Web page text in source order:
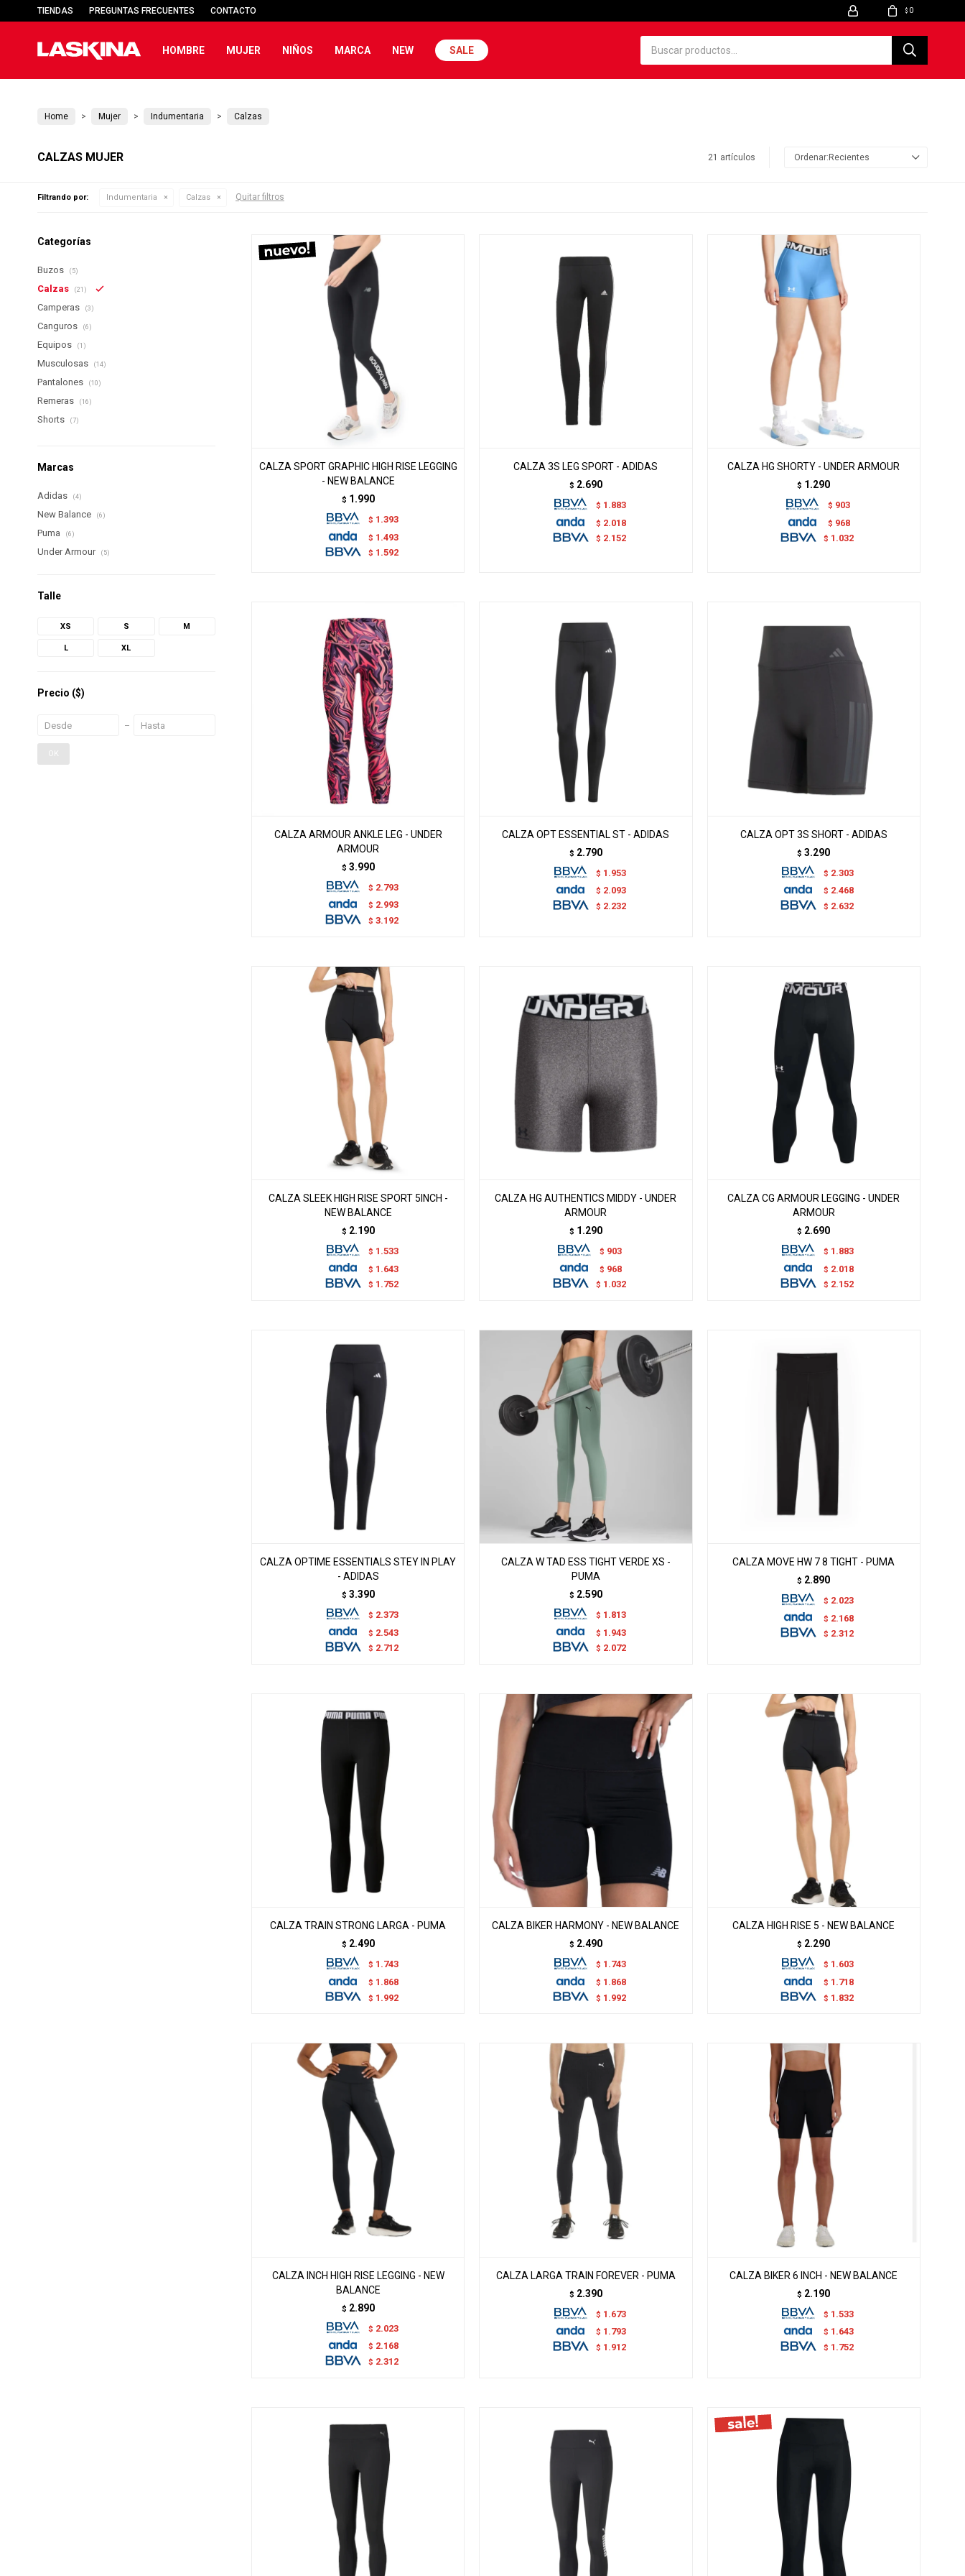
HOMBRE MUJER NIÑOS MARCA NEW SALE
$ 0
TIENDAS PREGUNTAS FRECUENTES CONTACTO
Home Mujer Indumentaria Calzas
CALZAS MUJER 21 artículos Recientes
Filtrando por: Indumentaria Calzas Quitar filtros
CALZA SPORT GRAPHIC HIGH RISE LEGGING
- NEW BALANCE
$ 1.990
$ 1.393
$ 1.493
$ 1.592
CALZA 3S LEG SPORT - ADIDAS
$ 2.690
$ 1.883
$ 2.018
$ 2.152
CALZA HG SHORTY - UNDER ARMOUR
$ 1.290
$ 903
$ 968
$ 1.032
CALZA ARMOUR ANKLE LEG - UNDER
ARMOUR
$ 3.990
$ 2.793
$ 2.993
$ 3.192
CALZA OPT ESSENTIAL ST - ADIDAS
$ 2.790
$ 1.953
$ 2.093
$ 2.232
CALZA OPT 3S SHORT - ADIDAS
$ 3.290
$ 2.303
$ 2.468
$ 2.632
CALZA SLEEK HIGH RISE SPORT 5INCH -
NEW BALANCE
$ 2.190
$ 1.533
$ 1.643
$ 1.752
CALZA HG AUTHENTICS MIDDY - UNDER
ARMOUR
$ 1.290
$ 903
$ 968
$ 1.032
CALZA CG ARMOUR LEGGING - UNDER
ARMOUR
$ 2.690
$ 1.883
$ 2.018
$ 2.152
CALZA OPTIME ESSENTIALS STEY IN PLAY
- ADIDAS
$ 3.390
$ 2.373
$ 2.543
$ 2.712
CALZA W TAD ESS TIGHT VERDE XS -
PUMA
$ 2.590
$ 1.813
$ 1.943
$ 2.072
CALZA MOVE HW 7 8 TIGHT - PUMA
$ 2.890
$ 2.023
$ 2.168
$ 2.312
CALZA TRAIN STRONG LARGA - PUMA
$ 2.490
$ 1.743
$ 1.868
$ 1.992
CALZA BIKER HARMONY - NEW BALANCE
$ 2.490
$ 1.743
$ 1.868
$ 1.992
CALZA HIGH RISE 5 - NEW BALANCE
$ 2.290
$ 1.603
$ 1.718
$ 1.832
CALZA INCH HIGH RISE LEGGING - NEW
BALANCE
$ 2.890
$ 2.023
$ 2.168
$ 2.312
CALZA LARGA TRAIN FOREVER - PUMA
$ 2.390
$ 1.673
$ 1.793
$ 1.912
CALZA BIKER 6 INCH - NEW BALANCE
$ 2.190
$ 1.533
$ 1.643
$ 1.752
Categorías
Buzos (5)
Calzas (21)
Camperas (3)
Canguros (6)
Equipos (1)
Musculosas (14)
Pantalones (10)
Remeras (16)
Shorts (7)
Marcas
Adidas (4)
New Balance (6)
Puma (6)
Under Armour (5)
Talle
XS S M
L XL
Precio ($)
OK